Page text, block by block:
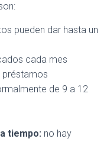
pueden dar hasta un
cada mes
préstamos
de 9 a 12
tiempo: no hay